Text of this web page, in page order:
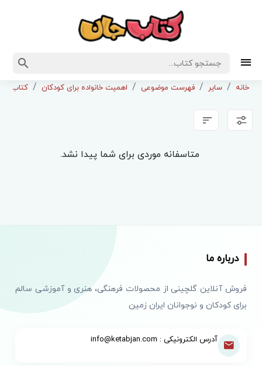
خانه سایر فهرست موضوعی اهمیت خانواده برای کودکان کتاب
متاسفانه موردی برای شما پیدا نشد.
درباره ما
فروش آنلاین گلچینی از محصولات فرهنگی، هنری و آموزشی سالم
برای کودکان و نوجوانان ایران زمین
آدرس الکترونیکی : info@ketabjan.com